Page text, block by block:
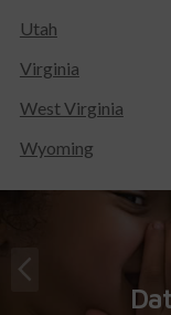
Utah
Virginia
West Virginia
Wyoming